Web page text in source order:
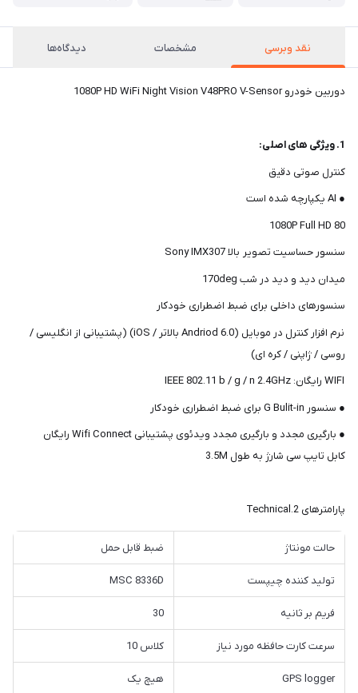
نقد وبرسی مشخصات دیدگاه‌ها
دوربین خودرو 1080P HD WiFi Night Vision V48PRO V-Sensor
1. ویژگی های اصلی:
کنترل صوتی دقیق
● AI یکپارچه شده است
80 1080P Full HD
سنسور حساسیت تصویر بالا Sony IMX307
میدان دید و دید در شب 170deg
سنسورهای داخلی برای ضبط اضطراری خودکار
نرم افزار کنترل در موبایل (Andriod 6.0 بالاتر / iOS) (پشتیبانی از انگلیسی /
روسی / ژاپنی / کره ای)
● سنسور G Bulit-in برای ضبط اضطراری خودکار
● بارگیری مجدد و بارگیری مجدد ویدئوی پشتیبانی Wifi Connect رایگان
کابل تایپ سی شارژ به طول 3.5M
پارامترهای 2.Technical
حالت مونتاژ ضبط قابل حمل
تولید کننده چیپست MSC 8336D
فریم بر ثانیه 30
سرعت کارت حافظه مورد نیاز کلاس 10
GPS logger هیچ یک